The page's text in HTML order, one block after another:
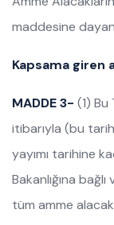
maddesine
Kapsama giren
MADDE 3- (1)
itibarıyla (bu
yayımı tarihine
Bakanlığına
tüm amme